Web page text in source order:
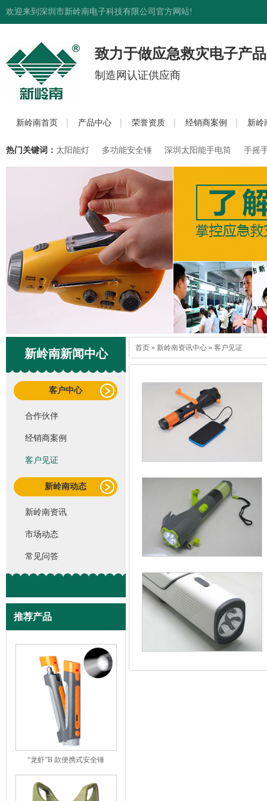
欢迎来到深圳市新岭南电子科技有限公司官方网站!
致力于做应急救灾电子产品
制造网认证供应商
新岭南首页 产品中心 荣誉资质 经销商案例 新岭
热门关键词： 太阳能灯 多功能安全锤 深圳太阳能手电筒 手摇
新岭南新闻中心
客户中心
合作伙伴
经销商案例
客户见证
新岭南动态
新岭南资讯
市场动态
常见问答
推荐产品
“龙虾”B 款便携式安全锤
首页 » 新岭南资讯中心 » 客户见证